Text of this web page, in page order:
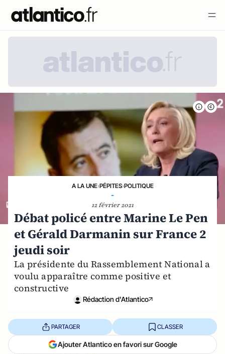
A LA UNE›PÉPITES›POLITIQUE
-
12 février 2021
Débat policé entre Marine Le Pen
et Gérald Darmanin sur France 2
jeudi soir
La présidente du Rassemblement National a
voulu apparaître comme positive et
constructive
Rédaction d'Atlantico
PARTAGER CLASSER
Ajouter Atlantico en favori sur Google